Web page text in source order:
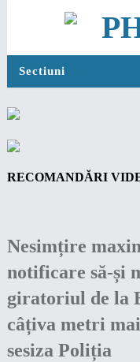
Sectiuni
RECOMANDĂRI
Nesimțire
notificare să-și
giratoriul de la
câțiva metri
sesiza Poliția